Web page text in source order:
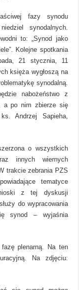
fazy synodu
synodalnych.
to: „Synod jako
Kolejne spotkania
21 stycznia, 11
księża wygłoszą na
synodalną.
nabożeństwo z
a po nim zbierze się
Andrzej Sapieha,
o wszystkich
innych wiernych
trakcie zebrania PZS
tematyce
z tej dyskusji
do wypracowania
synod – wyjaśnia
plenarną. Na ten
Na zdjęciu: